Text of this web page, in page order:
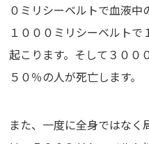
０ミリシーベルトで血液中
１０００ミリシーベルト
起こります。そして３００
５０％の人が死亡します。
また、一度に全身ではな